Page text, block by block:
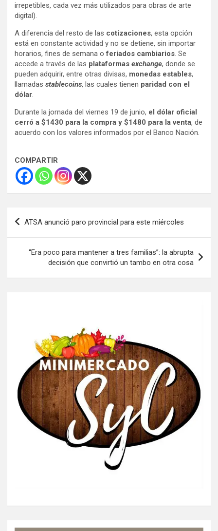
irrepetibles, cada vez más utilizados para obras de arte
digital).
A diferencia del resto de las cotizaciones, esta opción
está en constante actividad y no se detiene, sin importar
horarios, fines de semana oferiados cambiarios . Se
accede a través de las plataformas exchange, donde se
pueden adquirir, entre otras divisas, monedas estables,
llamadas stablecoins, las cuales tienen paridad con el
dólar
Durante la jornada del viernes 19 de junio, el dólar oficial
cerró a $1430 para la compra y $1480 para la venta, de
acuerdo con los valores informados por el Banco Nación.
COMPARTIR
Navegación
de
entradas
ATSA anunció paro provincial para este miércoles
“Era poco para mantener a tres familias”: la abrupta
decisión que convirtió un tambo en otra cosa